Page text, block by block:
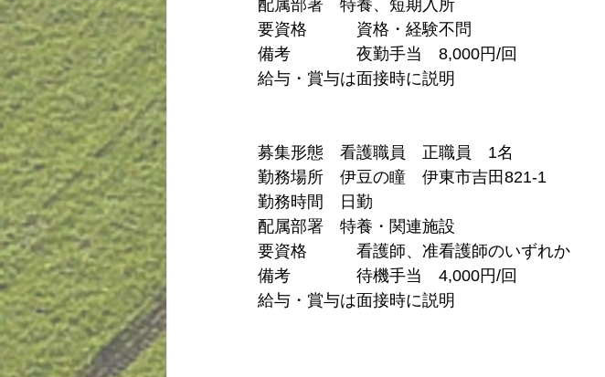
配属部署　特養、短期入所
要資格　　　資格・経験不問
備考　　　　夜勤手当　8,000円/回
給与・賞与は面接時に説明
募集形態　看護職員　正職員　1名
勤務場所　伊豆の瞳　伊東市吉田821-1
勤務時間　日勤
配属部署　特養・関連施設
要資格　　　看護師、准看護師のいずれか
備考　　　　待機手当　4,000円/回
給与・賞与は面接時に説明